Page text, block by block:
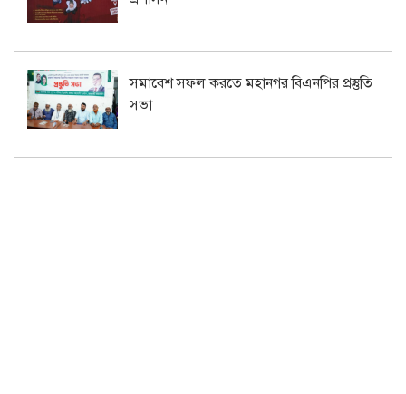
সমাবেশ সফল করতে মহানগর বিএনপির প্রস্তুতি
সভা